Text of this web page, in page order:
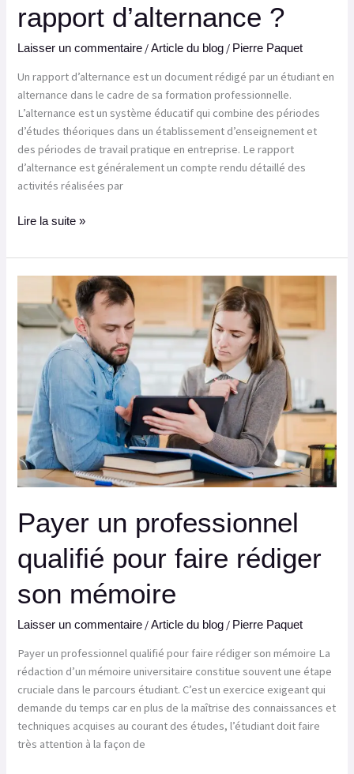
rapport d’alternance ?
Laisser un commentaire /Article du blog / Pierre Paquet
Un rapport d’alternance est un document rédigé par un étudiant en
alternance dans le cadre de sa formation professionnelle.
L’alternance est un système éducatif qui combine des périodes
d’études théoriques dans un établissement d’enseignement et
des périodes de travail pratique en entreprise. Le rapport
d’alternance est généralement un compte rendu détaillé des
activités réalisées par
Lire la suite »
Payer un professionnel
qualifié pour faire rédiger
son mémoire
Laisser un commentaire /Article du blog / Pierre Paquet
Payer un professionnel qualifié pour faire rédiger son mémoire La
rédaction d’un mémoire universitaire constitue souvent une étape
cruciale dans le parcours étudiant. C’est un exercice exigeant qui
demande du temps car en plus de la maîtrise des connaissances et
techniques acquises au courant des études, l’étudiant doit faire
très attention à la façon de
un
professionnel
rédiger
son
mémoire